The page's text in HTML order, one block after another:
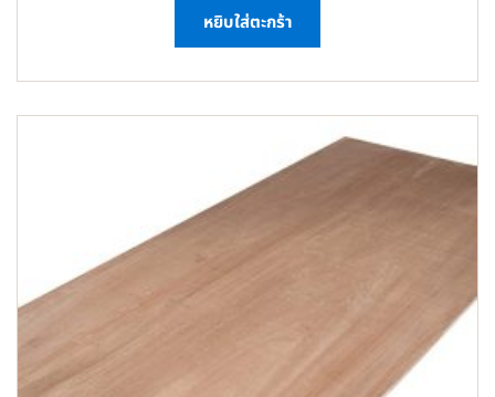
หยิบใส่ตะกร้า